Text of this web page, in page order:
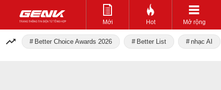
Mới Hot Mở rộng
Better Choice Awards 2026 Better List nhạc AI